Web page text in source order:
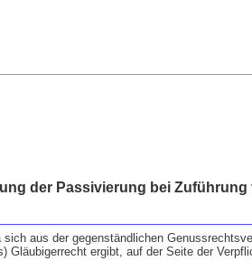
der Passivierung bei Zuführung
aus der gegenständlichen
Gläubigerrecht ergibt, auf der Seite der